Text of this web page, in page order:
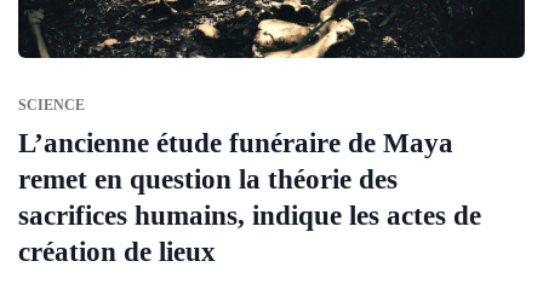
SCIENCE
L’ancienne étude funéraire de Maya
remet en question la théorie des
sacrifices humains, indique les actes de
création de lieux